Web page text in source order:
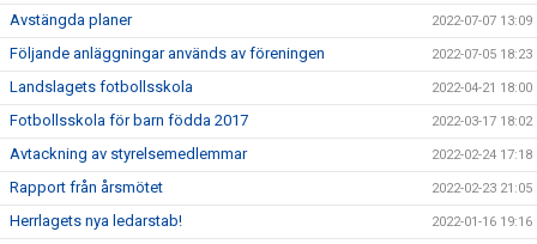
Avstängda planer 2022-07-07 13:09
Följande anläggningar används av föreningen 2022-07-05 18:23
Landslagets fotbollsskola 2022-04-21 18:00
Fotbollsskola för barn födda 2017 2022-03-17 18:02
Avtackning av styrelsemedlemmar 2022-02-24 17:18
Rapport från årsmötet 2022-02-23 21:05
Herrlagets nya ledarstab! 2022-01-16 19:16